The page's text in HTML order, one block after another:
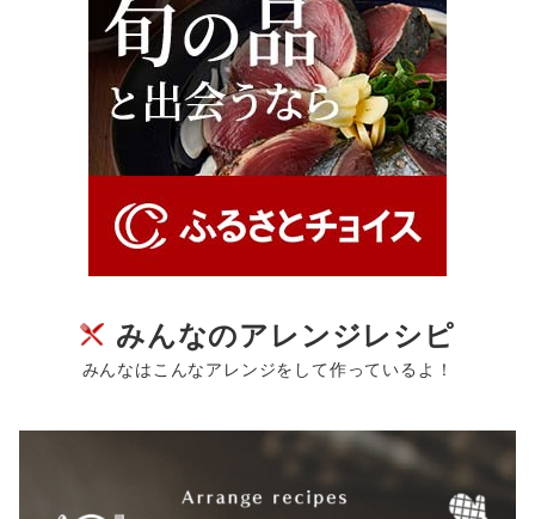
みんなのアレンジレシピ
みんなはこんなアレンジをして作っているよ！